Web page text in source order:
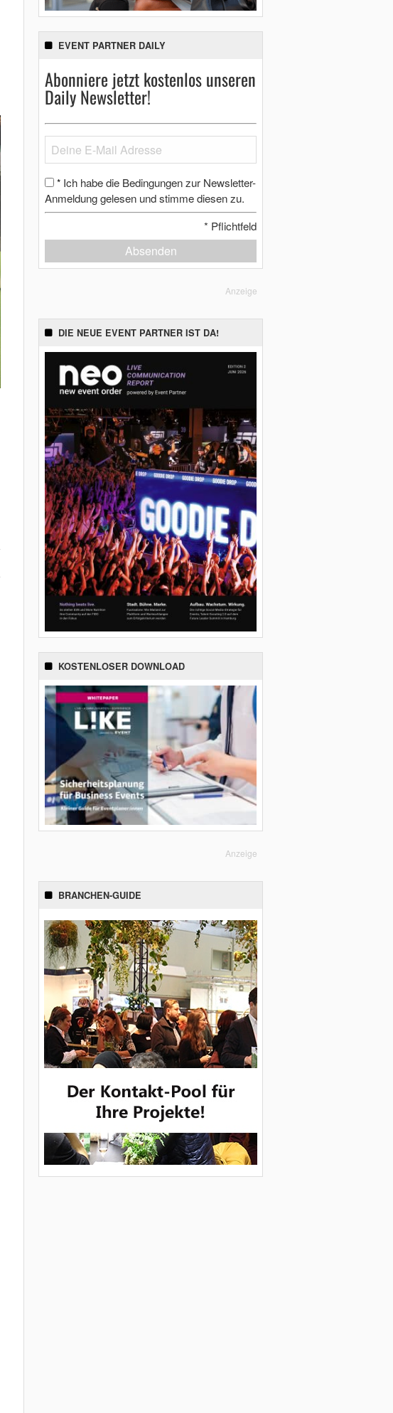
EVENT PARTNER DAILY
Abonniere jetzt kostenlos unseren
Daily Newsletter!
* Ich habe die Bedingungen zur Newsletter-
Anmeldung gelesen und stimme diesen zu.
* Pflichtfeld
Absenden
Anzeige
DIE NEUE EVENT PARTNER IST DA!
KOSTENLOSER DOWNLOAD
Anzeige
BRANCHEN-GUIDE